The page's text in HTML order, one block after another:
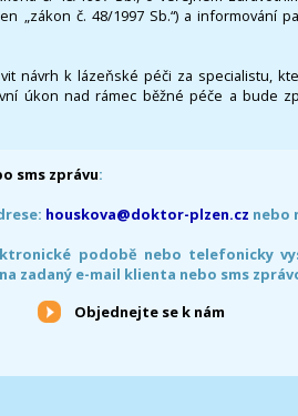
„zákon č. 48/1997 Sb.“) a informování
návrh k lázeňské péči za specialistu,
úkon nad rámec běžné péče a bude
sms zprávu:
houskova@doktor-plzen.cz nebo
podobě nebo telefonicky
zadaný e-mail klienta nebo sms
Objednejte se k nám